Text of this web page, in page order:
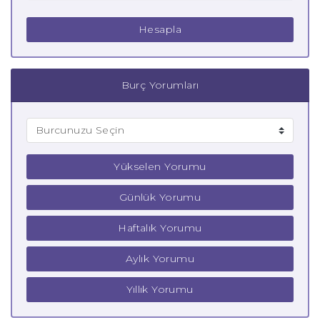
Hesapla
Burç Yorumları
Yükselen Yorumu
Günlük Yorumu
Haftalık Yorumu
Aylık Yorumu
Yıllık Yorumu